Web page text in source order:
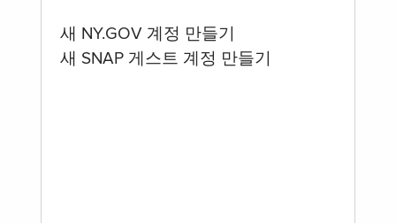
새 NY.GOV 계정 만들기
새 SNAP 게스트 계정 만들기